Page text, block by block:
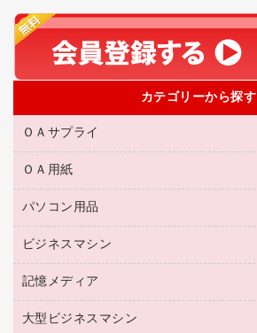
カテゴリーから探す
ＯＡサプライ
互換インクカートリッジ
リサイクルトナー（プール方式）
リサイクルインクカートリッジ
プリンタ用リボン
ＯＡ用紙
名刺用紙
ワープロ用紙
ラベル用紙
プロッター用紙
パソコン用品
パソコン周辺機器
マウスパッド
マウス
ビジネスマシン
電話機
レーザープリンタ／複合機
記憶メディア
ブルーレイディスク
大型ビジネスマシン